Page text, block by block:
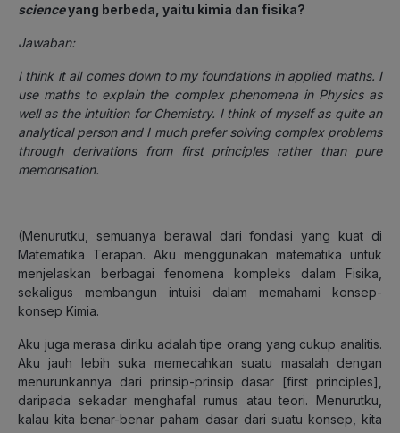
scienceyang berbeda, yaitu kimia dan fisika?
Jawaban:
I think it all comes down to my foundations in applied maths. I
use maths to explain the complex phenomena in Physics as
well as the intuition for Chemistry. I think of myself as quite an
analytical person and I much prefer solving complex problems
through derivations from first principles rather than pure
memorisation.
(Menurutku, semuanya berawal dari fondasi yang kuat di
Matematika Terapan. Aku menggunakan matematika untuk
menjelaskan berbagai fenomena kompleks dalam Fisika,
sekaligus membangun intuisi dalam memahami konsep-
konsep Kimia.
Aku juga merasa diriku adalah tipe orang yang cukup analitis.
Aku jauh lebih suka memecahkan suatu masalah dengan
menurunkannya dari prinsip-prinsip dasar
[first principles]
daripada sekadar menghafal rumus atau teori. Menurutku,
kalau kita benar-benar paham dasar dari suatu konsep, kita